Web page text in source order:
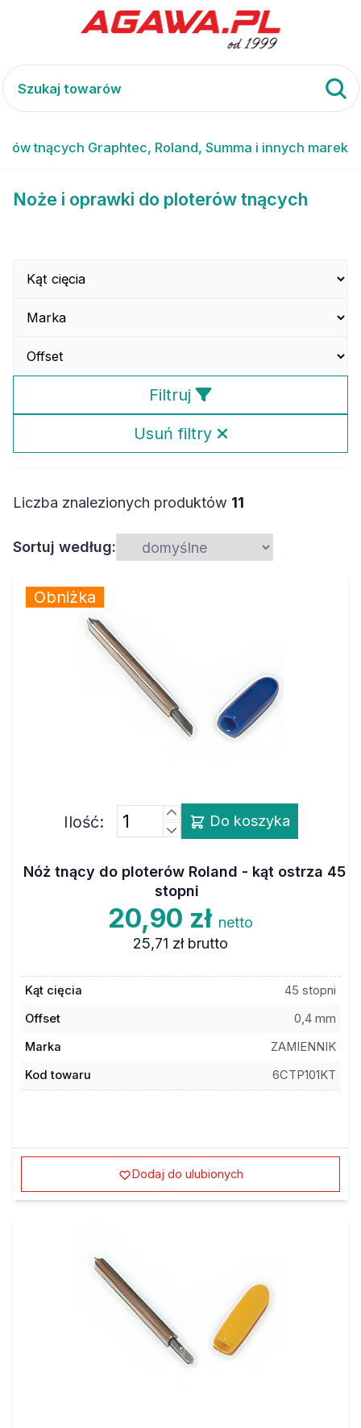
tnących Graphtec, Roland, Summa i innych marek
Noże i oprawki do ploterów tnących
Filtruj
Usuń filtry
Liczba znalezionych produktów 11
Sortuj według:
Obniżka
Ilość: Do koszyka
Nóż tnący do ploterów Roland - kąt ostrza 45
stopni
20,90 zł netto
25,71 zł brutto
Kąt cięcia
45 stopni
Offset
0,4 mm
Marka
ZAMIENNIK
Kod towaru
6CTP101KT
Dodaj do ulubionych